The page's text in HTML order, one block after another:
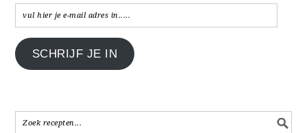
vul
hier
je
e-
in.....
SCHRIJF JE IN